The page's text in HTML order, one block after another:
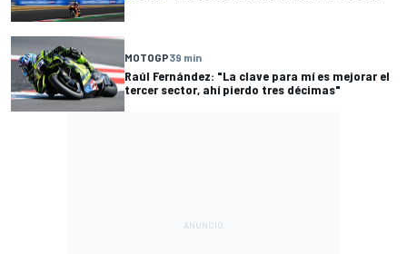
MOTOGP39 min
Raúl Fernández: "La clave para mí es mejorar el
tercer sector, ahí pierdo tres décimas"